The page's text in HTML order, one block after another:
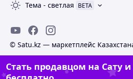
Тема - светлая BETA
© Satu.kz — маркетплейс
Стать продавцом на Сату и